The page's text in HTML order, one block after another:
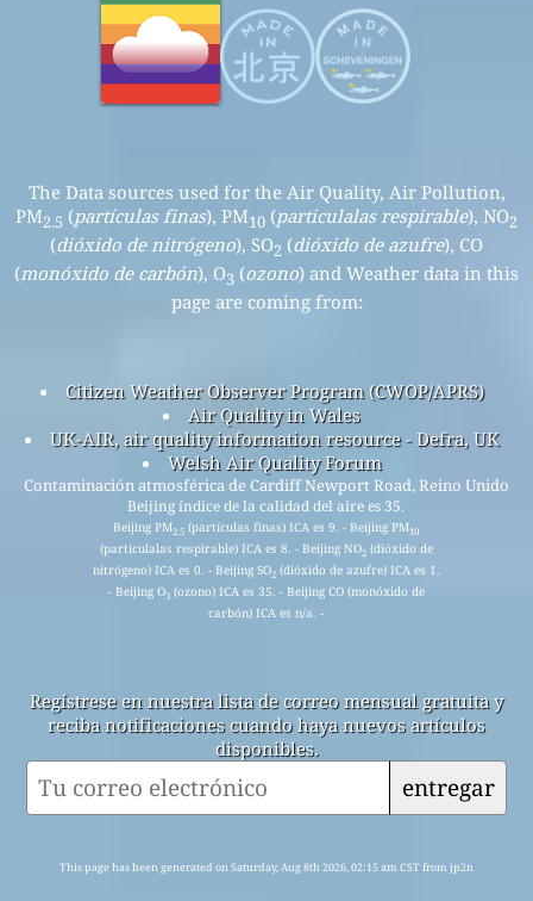
The Data sources used for the Air Quality, Air Pollution,
PM2.5 (partículas finas), PM10 (particulalas respirable), NO2
(dióxido de nitrógeno), SO2 (dióxido de azufre), CO
(monóxido de carbón), O3 (ozono) and Weather data in this
page are coming from:
Citizen Weather Observer Program (CWOP/APRS)
Air Quality in Wales
UK-AIR, air quality information resource - Defra, UK
Welsh Air Quality Forum
Contaminación atmosférica de Cardiff Newport Road, Reino Unido
Beijing índice de la calidad del aire es 35.
Beijing PM2.5 (partículas finas) ICA es 9. - Beijing PM10
(particulalas respirable) ICA es 8. - Beijing NO2(dióxido de
nitrógeno) ICA es 0. - Beijing SO2(dióxido de azufre) ICA es 1.
- Beijing O3(ozono) ICA es 35. - Beijing CO (monóxido de
carbón) ICA es n/a. -
Regístrese en nuestra lista de correo mensual gratuita y
reciba notificaciones cuando haya nuevos artículos
disponibles.
entregar
This page has been generated on Saturday, Aug 8th 2026, 02:15 am CST from jp2n